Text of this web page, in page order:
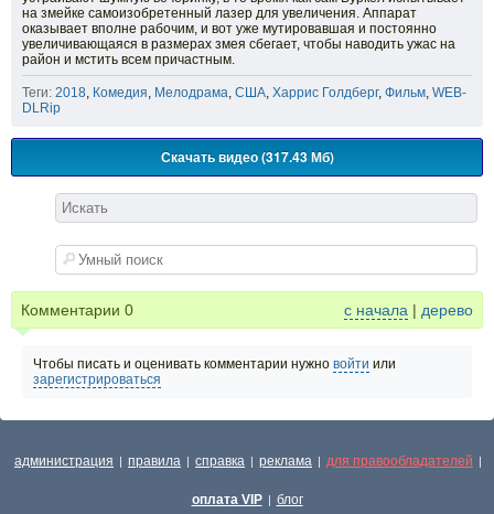
на змейке самоизобретенный лазер для увеличения. Аппарат
оказывает вполне рабочим, и вот уже мутировавшая и постоянно
увеличивающаяся в размерах змея сбегает, чтобы наводить ужас на
район и мстить всем причастным.
Теги: 2018 Комедия Мелодрама США Харрис Голдберг, Фильм WEB-
DLRip
Скачать видео (317.43 Мб)
Комментарии 0 с начала | дерево
Чтобы писать и оценивать комментарии нужно войти или
зарегистрироваться
администрация | правила | справка | реклама | для правообладателей |
оплата VIP | блог